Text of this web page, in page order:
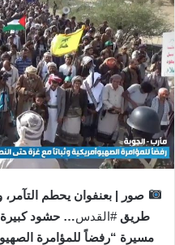
صور | بعنفوان يحطم التآمر،
طريق#القدس… حشود
مسيرة “رفضاً للمؤامرة